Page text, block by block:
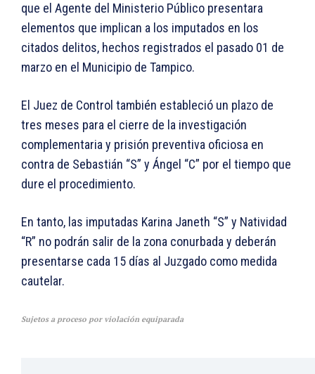
que el Agente del Ministerio Público presentara
elementos que implican a los imputados en los
citados delitos, hechos registrados el pasado 01 de
marzo en el Municipio de Tampico.
El Juez de Control también estableció un plazo de
tres meses para el cierre de la investigación
complementaria y prisión preventiva oficiosa en
contra de Sebastián “S” y Ángel “C” por el tiempo que
dure el procedimiento.
En tanto, las imputadas Karina Janeth “S” y Natividad
“R” no podrán salir de la zona conurbada y deberán
presentarse cada 15 días al Juzgado como medida
cautelar.
Sujetos a proceso por violación equiparada